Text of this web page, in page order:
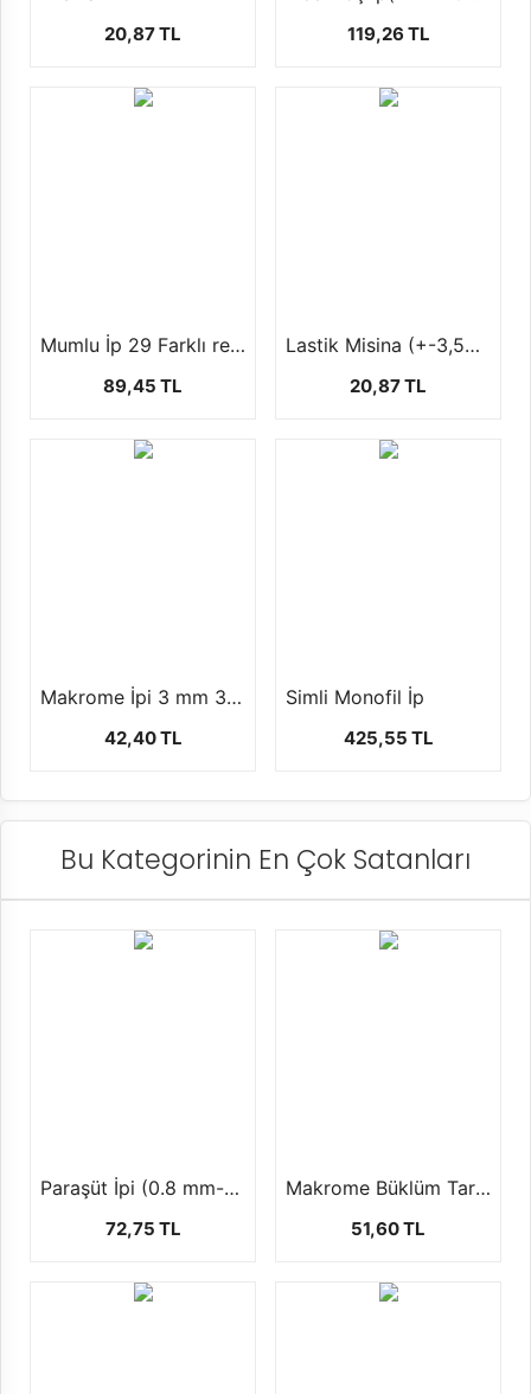
20,87 TL 119,26 TL
Mumlu İp 29 Farklı renk seçeneği ile ( 1 mm +- 100 mt)
89,45 TL
Lastik Misina (+-3,5MT)
20,87 TL
Makrome İpi 3 mm 3 Burgu +-250 gr
42,40 TL
Simli Monofil İp
425,55 TL
Bu Kategorinin En Çok Satanları
Paraşüt İpi (0.8 mm-100 mt)
72,75 TL
Makrome Büklüm Tarama İpi (3 mm-250 Gr)
51,60 TL